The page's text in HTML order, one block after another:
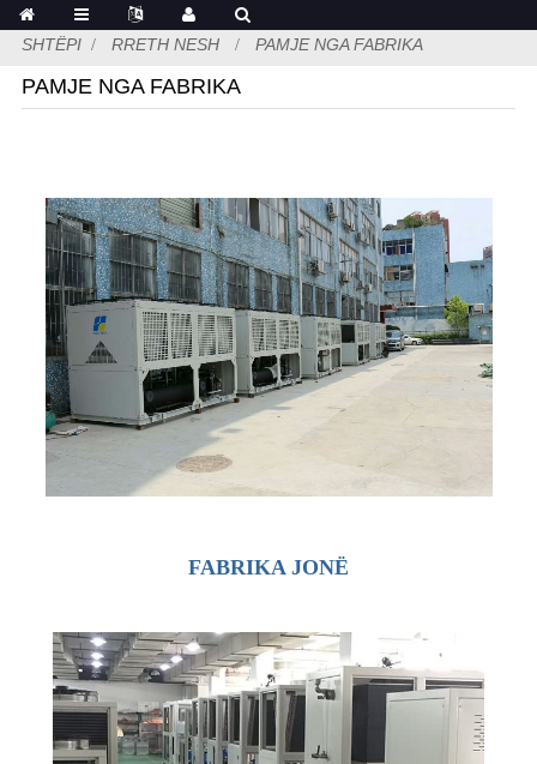
SHTËPI RRETH NESH PAMJE NGA FABRIKA
PAMJE NGA FABRIKA
FABRIKA JONË